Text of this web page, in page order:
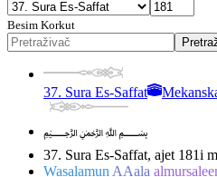
Besim Korkut
37. Sura Es-Saffat
﷽
37. Sura Es-Saffat, ajet 181i
Wasalamun AAala